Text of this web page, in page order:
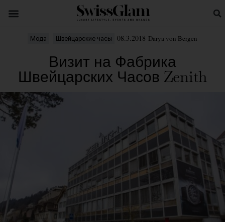
Мода Швейцарские часы 08.3.2018 Darya von Bergen
Визит на Фабрика
Швейцарских Часов Zenith